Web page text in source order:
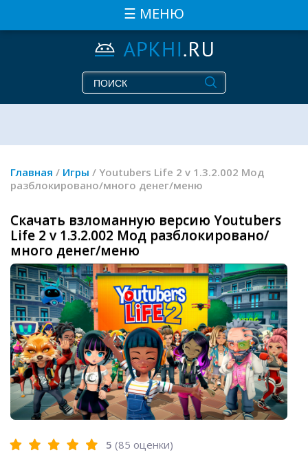
☰ МЕНЮ
Главная / Игры / Youtubers Life 2 v 1.3.2.002 Мод
разблокировано/много денег/меню
Скачать взломанную версию Youtubers
Life 2 v 1.3.2.002 Мод разблокировано/
много денег/меню
5 (85 оценки)